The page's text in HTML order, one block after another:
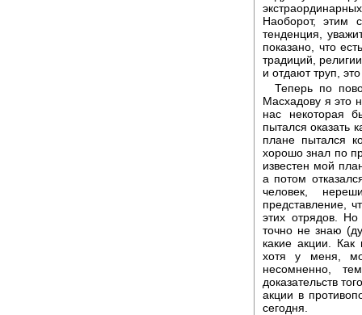
Наоборот, этим
тенденция,
показано, что
традиций,
и отдают труп,
Теперь по
Масхадову я это
нас некоторая
пытался оказать
плане пытался
хорошо знал по
известен мой
а потом
человек,
представление,
этих отрядов. Но
точно не знаю
какие акции.
хотя у меня,
несомненно,
доказательств
акции в
сегодня.